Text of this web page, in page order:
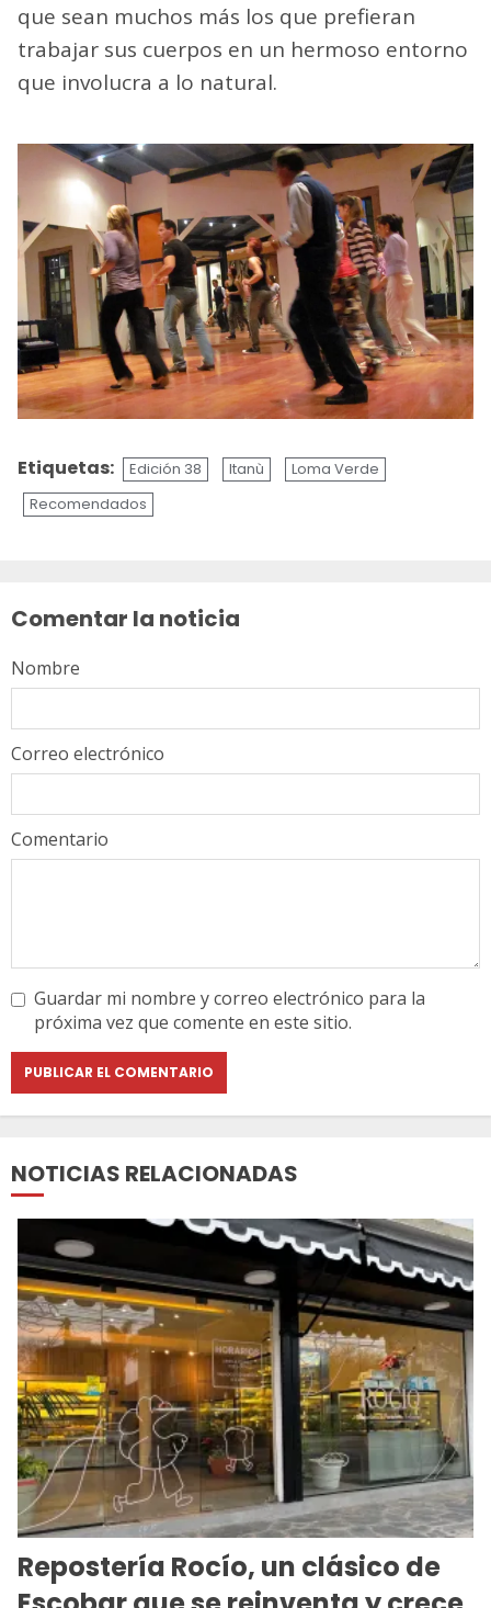
que sean muchos más los que prefieran
trabajar sus cuerpos en un hermoso entorno
que involucra a lo natural.
Etiquetas: Edición 38 Itanù
Loma Verde
Recomendados
Comentar la noticia
Comentario
Nombre
Correo electrónico
Guardar mi nombre y correo electrónico para la
próxima vez que comente en este sitio.
NOTICIAS RELACIONADAS
Repostería Rocío, un clásico de